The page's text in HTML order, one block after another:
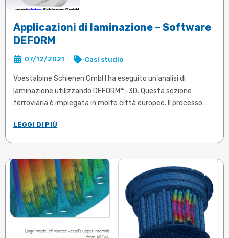
Applicazioni di laminazione – Software
DEFORM
07/12/2021 Casi studio
Voestalpine Schienen GmbH ha eseguito un'analisi di
laminazione utilizzando DEFORM™-3D. Questa sezione
ferroviaria è impiegata in molte città europee. Il processo
folli.
LEGGI DI PIÙ